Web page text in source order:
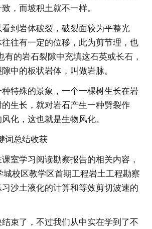
，而坡积土就不一样。
到岩体破裂，破裂面较为平整光
往有一定的位移，此为剪节理，也
有的岩石裂隙中充填这石英或长石，
中的板状岩体，叫做岩脉。
特殊的景象，一个一棵树生长在岩
生长，就对岩石产生一种劈裂作
化，这也就是生物风化。
词总结收获
室学习阅读勘察报告的相关内容，
城校区教学区首期工程岩土工程勘察
沙土液化的计算和等效剪切波速的
束了，不过我们从中实在学到了不